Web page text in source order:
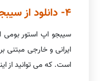
4- دانلود از سیبجو
سیبجو اپ استور بومی
است. که می توانید از